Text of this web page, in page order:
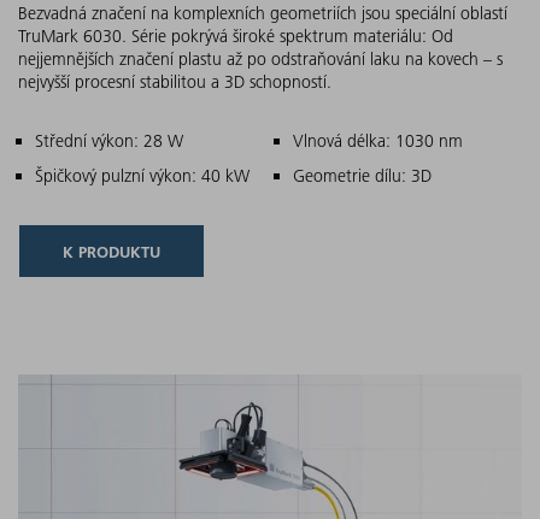
Bezvadná značení na komplexních geometriích jsou speciální oblastí
TruMark 6030. Série pokrývá široké spektrum materiálu: Od
nejjemnějších značení plastu až po odstraňování laku na kovech – s
nejvyšší procesní stabilitou a 3D schopností.
Hlavní charakteristiky
Střední výkon: 28 W
Vlnová délka: 1030 nm
Špičkový pulzní výkon: 40 kW
Geometrie dílu: 3D
K PRODUKTU